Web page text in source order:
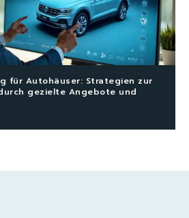
für Autohäuser: Strategien zur
gezielte Angebote und